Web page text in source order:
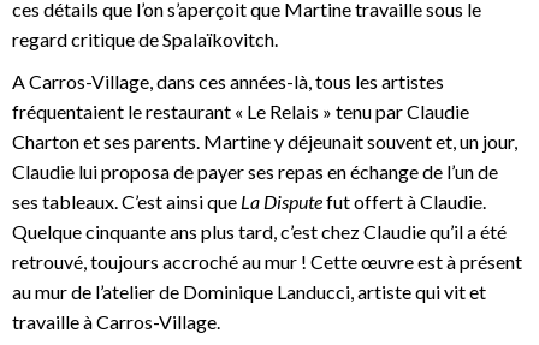
ces détails que l’on s’aperçoit que Martine travaille sous le
regard critique de Spalaïkovitch.
A Carros-Village, dans ces années-là, tous les artistes
fréquentaient le restaurant « Le Relais » tenu par Claudie
Charton et ses parents. Martine y déjeunait souvent et, un jour,
Claudie lui proposa de payer ses repas en échange de l’un de
ses tableaux. C’est ainsi que La Disputefut offert à Claudie.
Quelque cinquante ans plus tard, c’est chez Claudie qu’il a été
retrouvé, toujours accroché au mur ! Cette œuvre est à présent
au mur de l’atelier de Dominique Landucci, artiste qui vit et
travaille à Carros-Village.